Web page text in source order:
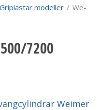
Griplastar modeller / We-
7200
Weimer